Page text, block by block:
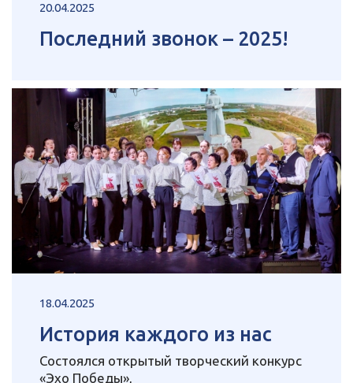
20.04.2025
Последний звонок – 2025!
18.04.2025
История каждого из нас
Состоялся открытый творческий конкурс
«Эхо Победы»,